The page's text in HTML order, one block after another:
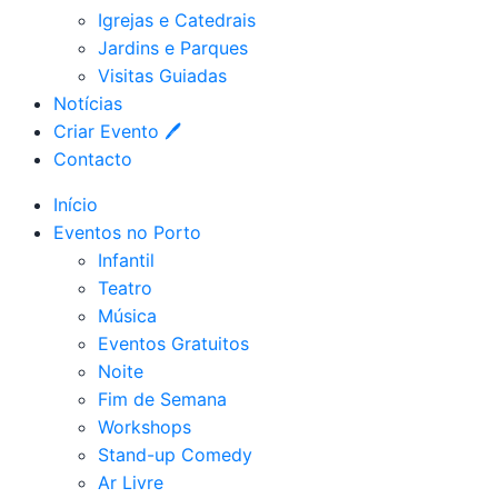
Igrejas e Catedrais
Jardins e Parques
Visitas Guiadas
Notícias
Criar Evento 🖊
Contacto
Início
Eventos no Porto
Infantil
Teatro
Música
Eventos Gratuitos
Noite
Fim de Semana
Workshops
Stand-up Comedy
Ar Livre